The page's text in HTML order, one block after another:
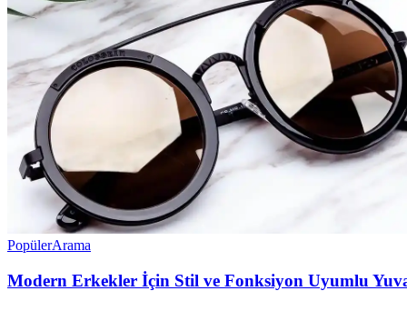
PopülerArama
Modern Erkekler İçin Stil ve Fonksiyon Uyumlu